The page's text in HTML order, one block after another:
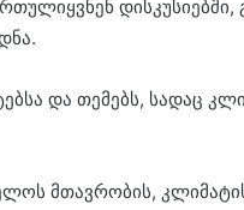
დისკუსიებში,
და თემებს, სადაც
მთავრობის,